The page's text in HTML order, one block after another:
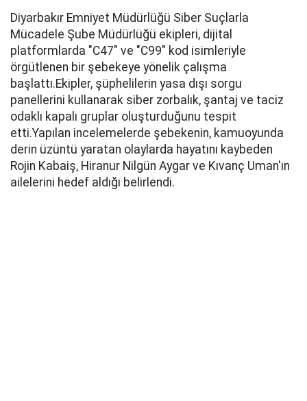
Diyarbakır Emniyet Müdürlüğü Siber Suçlarla
Mücadele Şube Müdürlüğü ekipleri, dijital
platformlarda "C47" ve "C99" kod isimleriyle
örgütlenen bir şebekeye yönelik çalışma
başlattı.Ekipler, şüphelilerin yasa dışı sorgu
panellerini kullanarak siber zorbalık, şantaj ve taciz
odaklı kapalı gruplar oluşturduğunu tespit
etti.Yapılan incelemelerde şebekenin, kamuoyunda
derin üzüntü yaratan olaylarda hayatını kaybeden
Rojin Kabaiş, Hiranur Nilgün Aygar ve Kıvanç Uman'ın
ailelerini hedef aldığı belirlendi.